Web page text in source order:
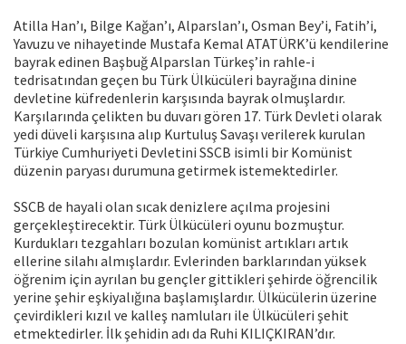
Atilla Han’ı, Bilge Kağan’ı, Alparslan’ı, Osman Bey’i, Fatih’i,
Yavuzu ve nihayetinde Mustafa Kemal ATATÜRK’ü kendilerine
bayrak edinen Başbuğ Alparslan Türkeş’in rahle-i
tedrisatından geçen bu Türk Ülkücüleri bayrağına dinine
devletine küfredenlerin karşısında bayrak olmuşlardır.
Karşılarında çelikten bu duvarı gören 17. Türk Devleti olarak
yedi düveli karşısına alıp Kurtuluş Savaşı verilerek kurulan
Türkiye Cumhuriyeti Devletini SSCB isimli bir Komünist
düzenin paryası durumuna getirmek istemektedirler.
SSCB de hayali olan sıcak denizlere açılma projesini
gerçekleştirecektir. Türk Ülkücüleri oyunu bozmuştur.
Kurdukları tezgahları bozulan komünist artıkları artık
ellerine silahı almışlardır. Evlerinden barklarından yüksek
öğrenim için ayrılan bu gençler gittikleri şehirde öğrencilik
yerine şehir eşkiyalığına başlamışlardır. Ülkücülerin üzerine
çevirdikleri kızıl ve kalleş namluları ile Ülkücüleri şehit
etmektedirler. İlk şehidin adı da Ruhi KILIÇKIRAN’dır.